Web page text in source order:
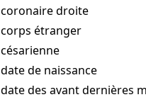
coronaire droite
corps étranger
césarienne
date de naissance
date des avant dernières